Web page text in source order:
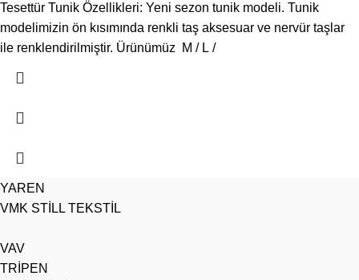
Tesettür Tunik Özellikleri: Yeni sezon tunik modeli. Tunik
modelimizin ön kısımında renkli taş aksesuar ve nervür taşlar
ile renklendirilmiştir. Ürünümüz M / L /
YAREN
VMK STİLL TEKSTİL
VAV
TRİPEN